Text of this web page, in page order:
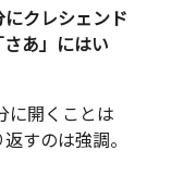
クレシェンド
あ」にはい
に開くことは
すのは強調。